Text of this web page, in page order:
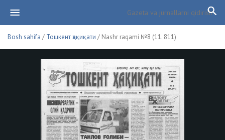
Bosh sahifa / Тошкент ҳақиқати / Nashr raqami №8 (11. 811)